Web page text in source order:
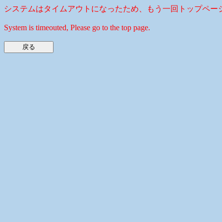
システムはタイムアウトになったため、もう一回トップペー
System is timeouted, Please go to the top page.